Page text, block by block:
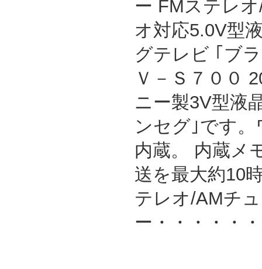
ー FMステレ
オ対応5.0V型
グテレビ ｢ブ
Ｖ－Ｓ７００
ニー製3V型液
ンセグ｣です
内蔵。 内蔵メ
送を最大約10
テレオ/AMチ
ー・・・・・